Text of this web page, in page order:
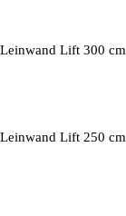
Leinwand Lift 300 cm
Leinwand Lift 250 cm